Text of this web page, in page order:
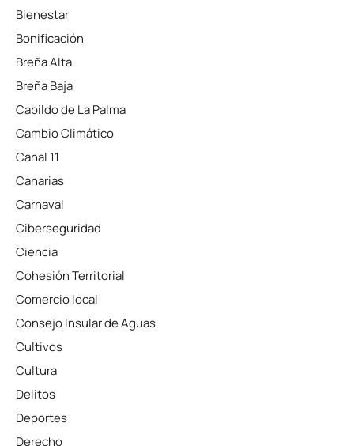
Bienestar
Bonificación
Breña Alta
Breña Baja
Cabildo de La Palma
Cambio Climático
Canal 11
Canarias
Carnaval
Ciberseguridad
Ciencia
Cohesión Territorial
Comercio local
Consejo Insular de Aguas
Cultivos
Cultura
Delitos
Deportes
Derecho